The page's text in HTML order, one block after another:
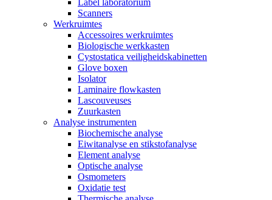
Label laboratorium
Scanners
Werkruimtes
Accessoires werkruimtes
Biologische werkkasten
Cystostatica veiligheidskabinetten
Glove boxen
Isolator
Laminaire flowkasten
Lascouveuses
Zuurkasten
Analyse instrumenten
Biochemische analyse
Eiwitanalyse en stikstofanalyse
Element analyse
Optische analyse
Osmometers
Oxidatie test